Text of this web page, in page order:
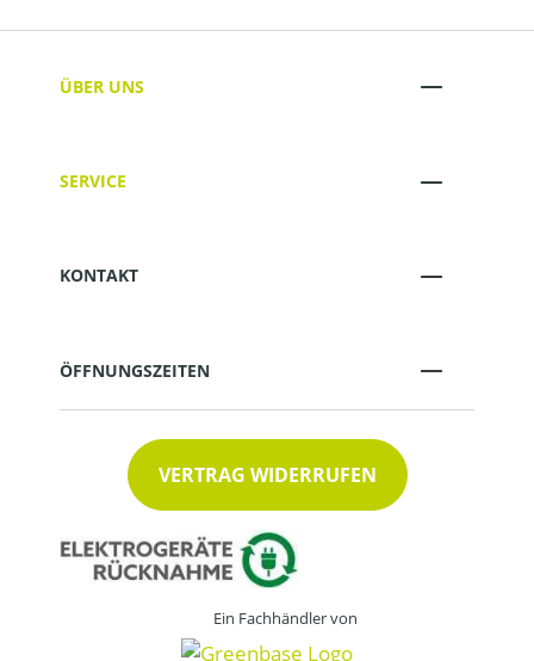
ÜBER UNS
SERVICE
KONTAKT
ÖFFNUNGSZEITEN
VERTRAG WIDERRUFEN
Ein Fachhändler von